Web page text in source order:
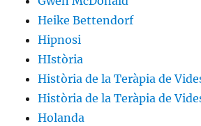
Heike Bettendorf
Hipnosi
HIstòria
Història de la Teràpia de
Història de la Teràpia de
Holanda